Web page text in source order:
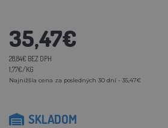
35,47€
28,84€ BEZ DPH
1,77€/KG
Najnižšia cena za posledných 30 dní - 35,47€
SKLADOM